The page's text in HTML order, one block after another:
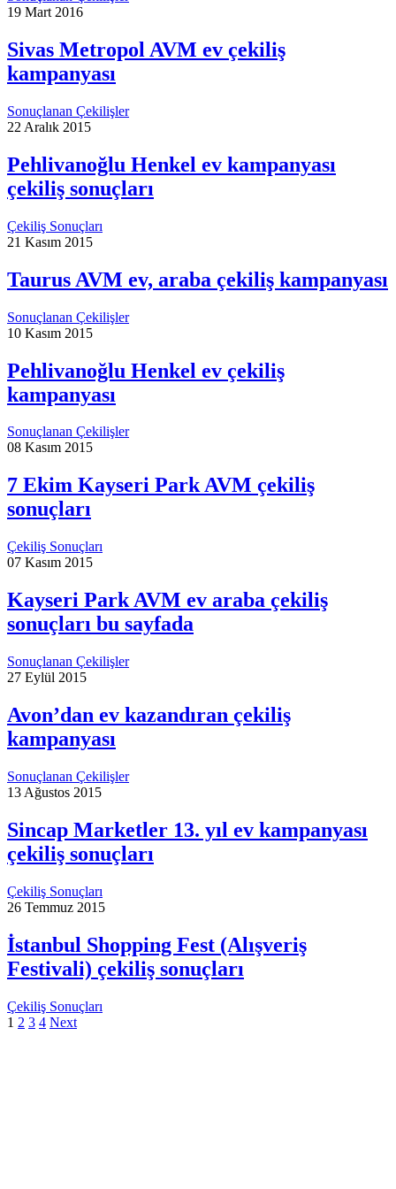
19 Mart 2016
Sivas Metropol AVM ev çekiliş
kampanyası
Sonuçlanan Çekilişler
22 Aralık 2015
Pehlivanoğlu Henkel ev kampanyası
çekiliş sonuçları
Çekiliş Sonuçları
21 Kasım 2015
Taurus AVM ev, araba çekiliş kampanyası
Sonuçlanan Çekilişler
10 Kasım 2015
Pehlivanoğlu Henkel ev çekiliş
kampanyası
Sonuçlanan Çekilişler
08 Kasım 2015
7 Ekim Kayseri Park AVM çekiliş
sonuçları
Çekiliş Sonuçları
07 Kasım 2015
Kayseri Park AVM ev araba çekiliş
sonuçları bu sayfada
Sonuçlanan Çekilişler
27 Eylül 2015
Avon’dan ev kazandıran çekiliş
kampanyası
Sonuçlanan Çekilişler
13 Ağustos 2015
Sincap Marketler 13. yıl ev kampanyası
çekiliş sonuçları
Çekiliş Sonuçları
26 Temmuz 2015
İstanbul Shopping Fest (Alışveriş
Festivali) çekiliş sonuçları
Çekiliş Sonuçları
1 2 3 4 Next